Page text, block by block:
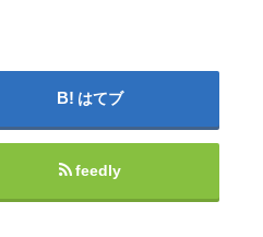
はてブ
feedly